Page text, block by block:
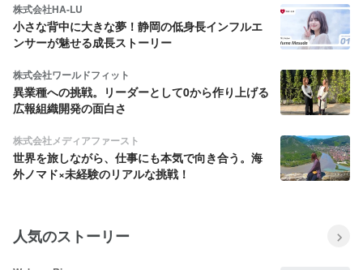
株式会社HA-LU
小さな背中に大きな夢！静岡の低身長インフルエ
ンサーが魅せる成長ストーリー
株式会社ワールドフィット
異業種への挑戦。リーダーとして0から作り上げる
広報組織開発の面白さ
株式会社メディアファースト
世界を旅しながら、仕事にも本気で向き合う。海
外ノマド×未経験のリアルな挑戦！
人気のストーリー